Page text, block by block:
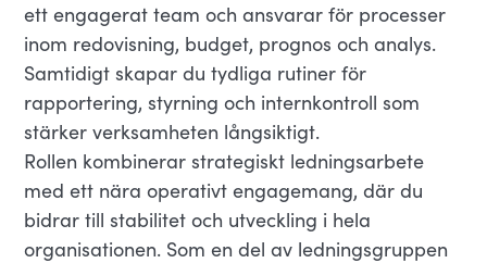
ett engagerat team och ansvarar för processer
inom redovisning, budget, prognos och analys.
Samtidigt skapar du tydliga rutiner för
rapportering, styrning och internkontroll som
stärker verksamheten långsiktigt.
Rollen kombinerar strategiskt ledningsarbete
med ett nära operativt engagemang, där du
bidrar till stabilitet och utveckling i hela
organisationen. Som en del av ledningsgruppen